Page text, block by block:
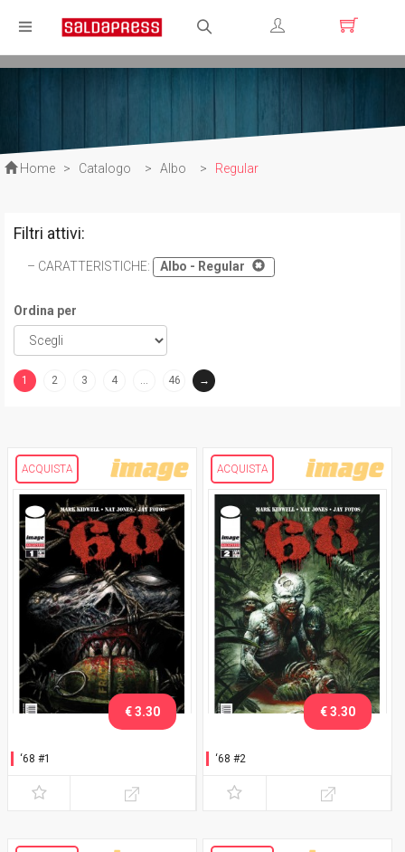
Registrati
Home > Catalogo > Albo > Regular
Filtri attivi:
CARATTERISTICHE: Albo - Regular
Ordina per
1
2 3 4 … 46 →
ACQUISTA
‘68 #1
€ 3.30
ACQUISTA
‘68 #2
€ 3.30